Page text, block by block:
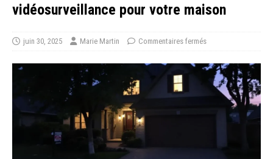
vidéosurveillance pour votre maison
juin 30, 2025 Marie Martin Commentaires fermés